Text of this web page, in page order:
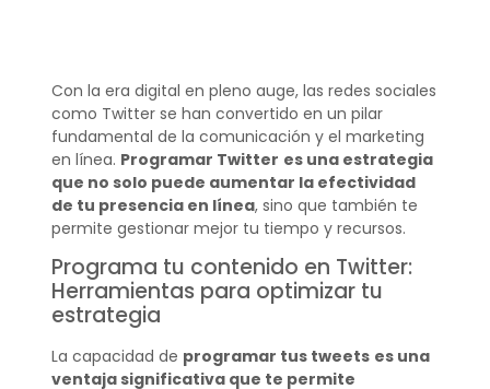
Con la era digital en pleno auge, las redes sociales
como Twitter se han convertido en un pilar
fundamental de la comunicación y el marketing
en línea. Programar Twitter es una estrategia
que no solo puede aumentar la efectividad
de tu presencia en línea, sino que también te
permite gestionar mejor tu tiempo y recursos.
Programa tu contenido en Twitter:
Herramientas para optimizar tu
estrategia
La capacidad de programar tus tweets es una
ventaja significativa que te permite